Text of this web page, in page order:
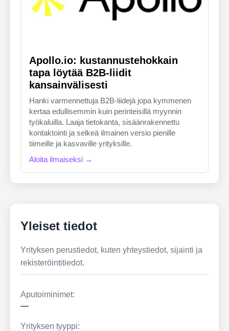
Apollo.io: kustannustehokkain
tapa löytää B2B-liidit
kansainvälisesti
Hanki varmennettuja B2B-liidejä jopa kymmenen
kertaa edullisemmin kuin perinteisillä myynnin
työkaluilla. Laaja tietokanta, sisäänrakennettu
kontaktointi ja selkeä ilmainen versio pienille
tiimeille ja kasvaville yrityksille.
Aloita ilmaiseksi →
Yleiset tiedot
Yrityksen perustiedot, kuten yhteystiedot, sijainti ja
rekisteröintitiedot.
Aputoiminimet:
—
Yrityksen tyyppi: